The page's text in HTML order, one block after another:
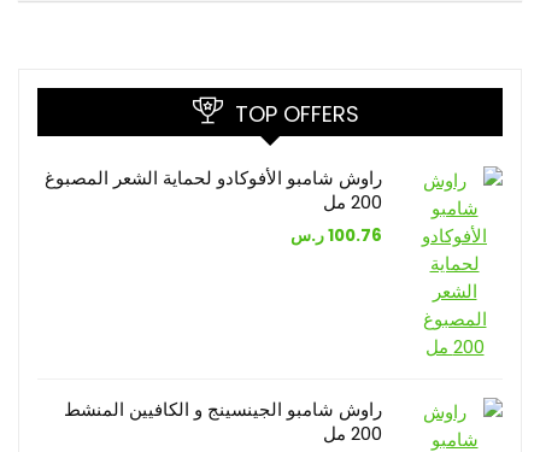
TOP OFFERS
راوش شامبو الأفوكادو لحماية الشعر المصبوغ
200 مل
100.76ر.س
راوش شامبو الجينسينج و الكافيين المنشط
200 مل